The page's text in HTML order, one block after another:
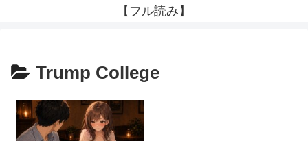
【フル読み】
Trump College